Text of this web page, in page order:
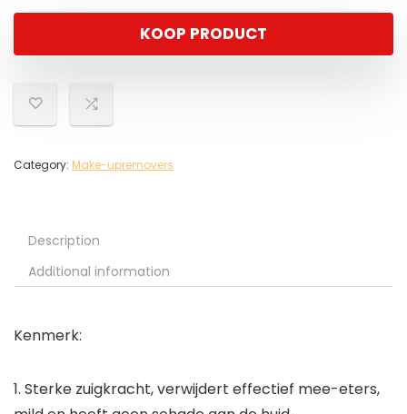
KOOP PRODUCT
Category: Make-upremovers
Description
Additional information
Kenmerk:
1. Sterke zuigkracht, verwijdert effectief mee-eters,